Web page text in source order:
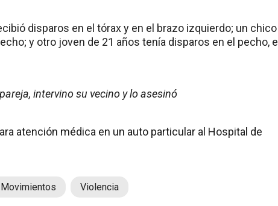
disparos en el tórax y en el brazo izquierdo; un chico
y otro joven de 21 años tenía disparos en el pecho, el
intervino su vecino y lo asesinó
atención médica en un auto particular al Hospital de
Movimientos Violencia